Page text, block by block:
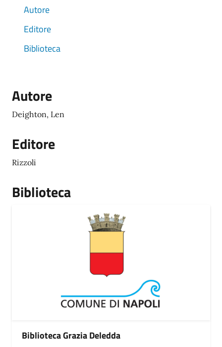
Autore
Editore
Biblioteca
Autore
Deighton, Len
Editore
Rizzoli
Biblioteca
Biblioteca Grazia Deledda